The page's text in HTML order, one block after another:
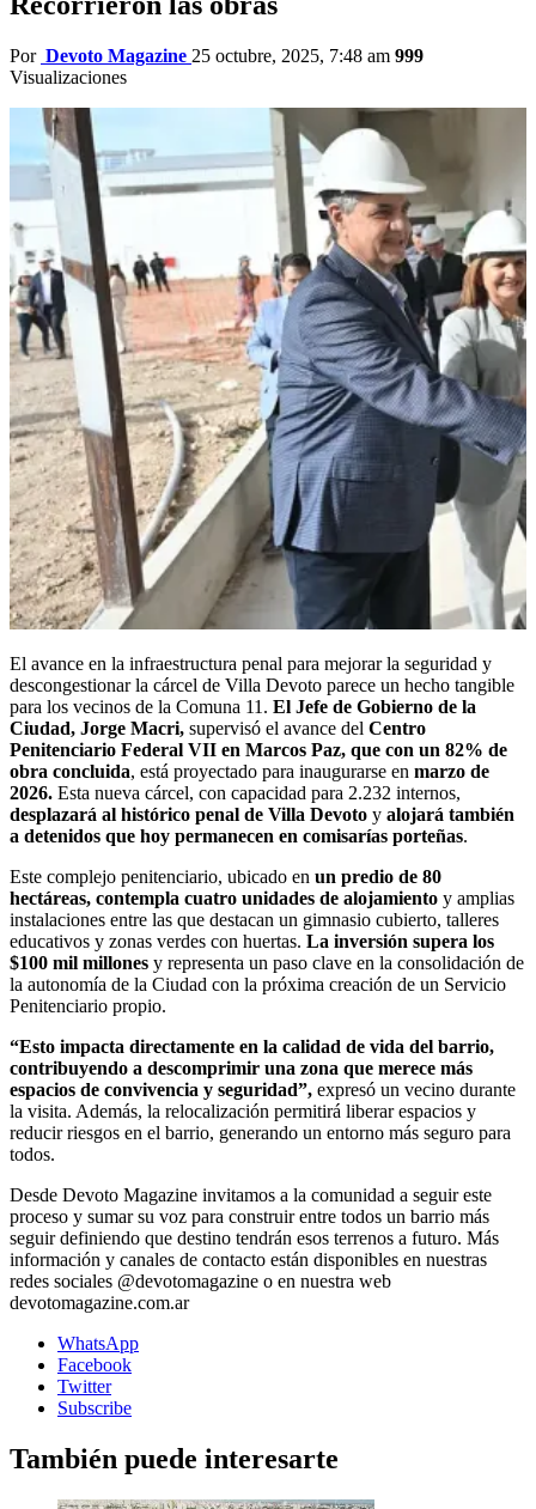
Por Devoto Magazine 25 octubre, 2025, 7:48 am 999
Visualizaciones
El avance en la infraestructura penal para mejorar la seguridad y
descongestionar la cárcel de Villa Devoto parece un hecho tangible
para los vecinos de la Comuna 11. El Jefe de Gobierno de la
Ciudad, Jorge Macri, supervisó el avance del Centro
Penitenciario Federal VII en Marcos Paz, que con un 82% de
obra concluida, está proyectado para inaugurarse en marzo de
2026. Esta nueva cárcel, con capacidad para 2.232 internos,
desplazará al histórico penal de Villa Devoto y alojará también
a detenidos que hoy permanecen en comisarías porteñas.
Este complejo penitenciario, ubicado en un predio de 80
hectáreas, contempla cuatro unidades de alojamiento y amplias
instalaciones entre las que destacan un gimnasio cubierto, talleres
educativos y zonas verdes con huertas. La inversión supera los
$100 mil millones y representa un paso clave en la consolidación de
la autonomía de la Ciudad con la próxima creación de un Servicio
Penitenciario propio.
“Esto impacta directamente en la calidad de vida del barrio,
contribuyendo a descomprimir una zona que merece más
espacios de convivencia y seguridad”, expresó un vecino durante
la visita. Además, la relocalización permitirá liberar espacios y
reducir riesgos en el barrio, generando un entorno más seguro para
todos.
Desde Devoto Magazine invitamos a la comunidad a seguir este
proceso y sumar su voz para construir entre todos un barrio más
seguir definiendo que destino tendrán esos terrenos a futuro. Más
información y canales de contacto están disponibles en nuestras
redes sociales @devotomagazine o en nuestra web
devotomagazine.com.ar
WhatsApp
Facebook
Twitter
Subscribe
También puede interesarte